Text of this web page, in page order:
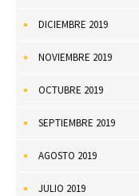
DICIEMBRE 2019
NOVIEMBRE 2019
OCTUBRE 2019
SEPTIEMBRE 2019
AGOSTO 2019
JULIO 2019